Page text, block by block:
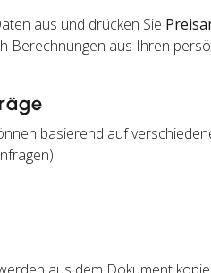
aus und drücken Sie
Berechnungen aus Ihren
basierend auf